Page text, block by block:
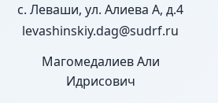
с. Леваши, ул. Алиева А, д.4
levashinskiy.dag@sudrf.ru
Магомедалиев Али
Идрисович